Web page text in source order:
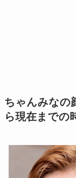
ちゃんみなの
ら現在までの